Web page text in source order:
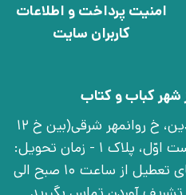
امنیت پرداخت و اطلاعات
کاربران سایت
شهر کباب و کتاب
تهران، خ انقلاب، خ 12 فروردین، خ روانمهر شرقی(بین خ 12
فروردین و خ فخر رازی)، بن‌بست اوّل، پلاک 1 - زمان تحویل:
شنبه تا چهارشنبه به جز روزهای تعطیل از ساعت 10 صبح الی